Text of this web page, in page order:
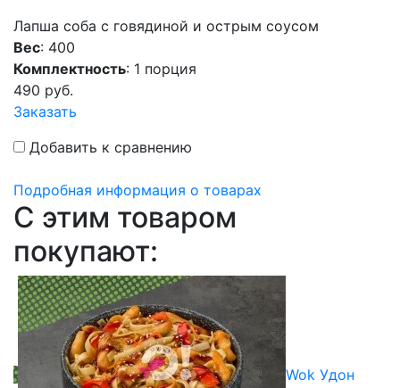
Лапша соба с говядиной и острым соусом
Вес: 400
Комплектность: 1 порция
490 руб.
Заказать
Добавить к сравнению
Подробная информация о товарах
C этим товаром
покупают:
Wok Удон